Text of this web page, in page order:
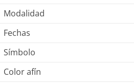
Modalidad
Fechas
Símbolo
Color afín